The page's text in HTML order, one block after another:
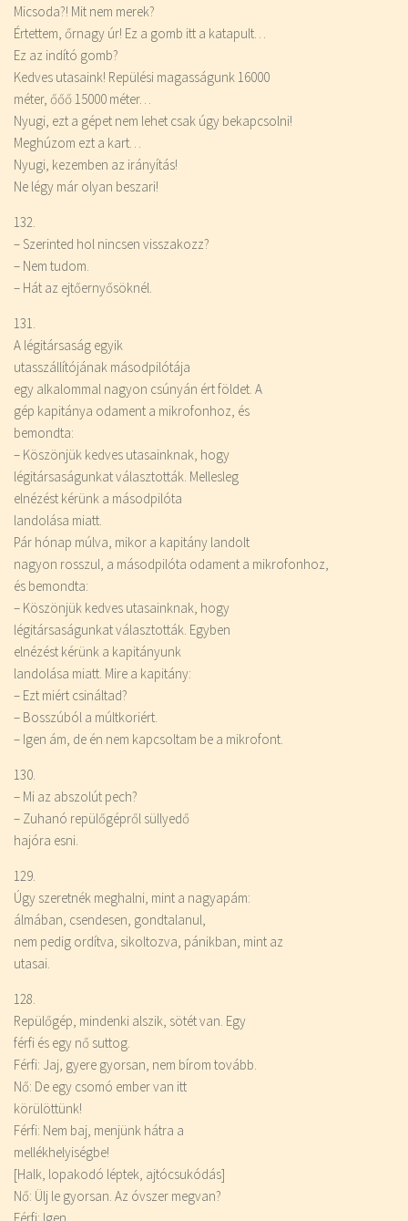
Micsoda?! Mit nem merek?
Értettem, őrnagy úr! Ez a gomb itt a katapult…
Ez az indító gomb?
Kedves utasaink! Repülési magasságunk 16000
méter, őőő 15000 méter…
Nyugi, ezt a gépet nem lehet csak úgy bekapcsolni!
Meghúzom ezt a kart…
Nyugi, kezemben az irányítás!
Ne légy már olyan beszari!
132.
– Szerinted hol nincsen visszakozz?
– Nem tudom.
– Hát az ejtőernyősöknél.
131.
A légitársaság egyik
utasszállítójának másodpilótája
egy alkalommal nagyon csúnyán ért földet. A
gép kapitánya odament a mikrofonhoz, és
bemondta:
– Köszönjük kedves utasainknak, hogy
légitársaságunkat választották. Mellesleg
elnézést kérünk a másodpilóta
landolása miatt.
Pár hónap múlva, mikor a kapitány landolt
nagyon rosszul, a másodpilóta odament a mikrofonhoz,
és bemondta:
– Köszönjük kedves utasainknak, hogy
légitársaságunkat választották. Egyben
elnézést kérünk a kapitányunk
landolása miatt. Mire a kapitány:
– Ezt miért csináltad?
– Bosszúból a múltkoriért.
– Igen ám, de én nem kapcsoltam be a mikrofont.
130.
– Mi az abszolút pech?
– Zuhanó repülőgépről süllyedő
hajóra esni.
129.
Úgy szeretnék meghalni, mint a nagyapám:
álmában, csendesen, gondtalanul,
nem pedig ordítva, sikoltozva, pánikban, mint az
utasai.
128.
Repülőgép, mindenki alszik, sötét van. Egy
férfi és egy nő suttog.
Férfi: Jaj, gyere gyorsan, nem bírom tovább.
Nő: De egy csomó ember van itt
körülöttünk!
Férfi: Nem baj, menjünk hátra a
mellékhelyiségbe!
[Halk, lopakodó léptek, ajtócsukódás]
Nő: Ülj le gyorsan. Az óvszer megvan?